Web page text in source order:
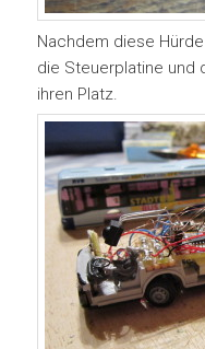
Nachdem diese
die Steuerplatine und
ihren Platz.